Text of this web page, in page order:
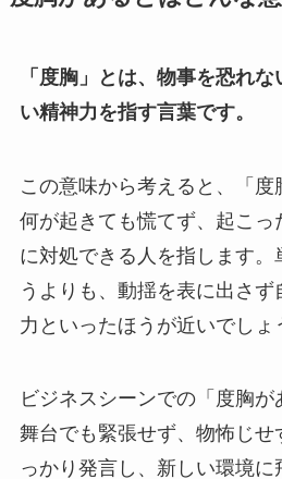
「度胸」とは、物事を恐れ
い精神力を指す言葉です。
この意味から考えると、「度
何が起きても慌てず、起こっ
に対処できる人を指します。
うよりも、動揺を表に出さ
力といったほうが近いでしょ
ビジネスシーンでの「度胸
舞台でも緊張せず、物怖じせ
っかり発言し、新しい環境